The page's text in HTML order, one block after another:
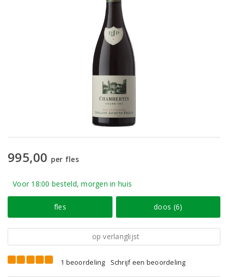
995,00 per fles
Voor 18:00 besteld, morgen in huis
fles doos (6)
op verlanglijst
1 beoordeling Schrijf een beoordeling